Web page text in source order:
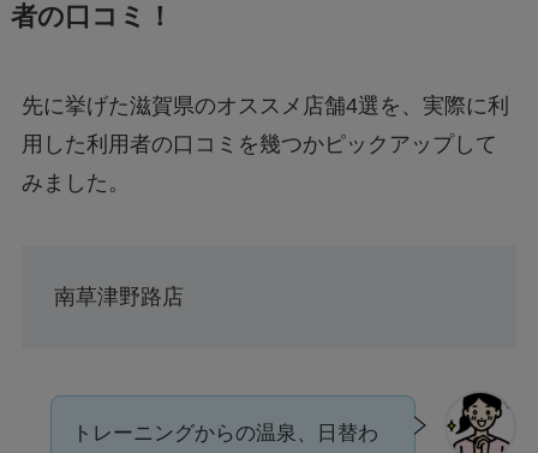
者の口コミ！
先に挙げた滋賀県のオススメ店舗4選を、実際に利
用した利用者の口コミを幾つかピックアップして
みました。
南草津野路店
トレーニングからの温泉、日替わ